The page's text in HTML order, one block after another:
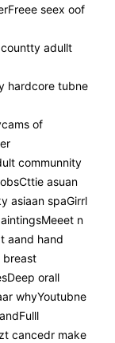
seex oof
adullt
hardcore tubne
of
communnity
asuan
asiaan spaGirrl
n
aand hand
breast
orall
whyYoutubne
cancedr make